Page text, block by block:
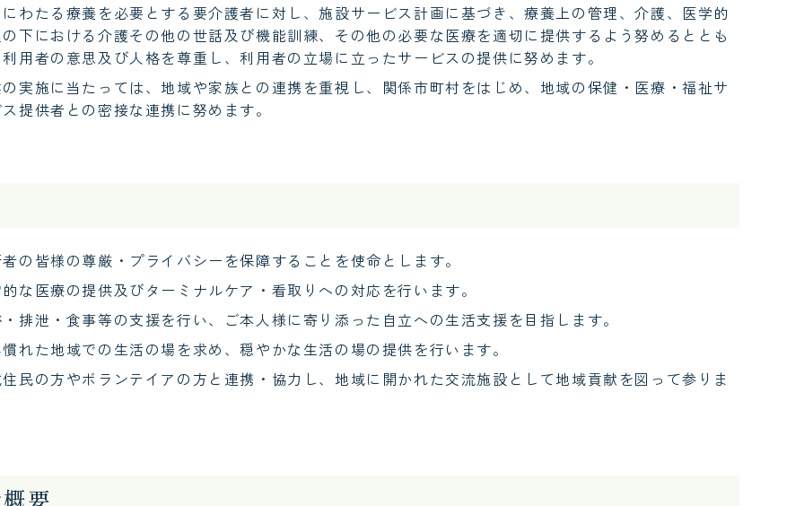
わたる療養を必要とする要介護者に対し、施設サービス計画に基づき、療養上の管理、介護、医学的
下における介護その他の世話及び機能訓練、その他の必要な医療を適切に提供するよう努めるととも
用者の意思及び人格を尊重し、利用者の立場に立ったサービスの提供に努めます。
実施に当たっては、地域や家族との連携を重視し、関係市町村をはじめ、地域の保健・医療・福祉サ
提供者との密接な連携に努めます。
の皆様の尊厳・プライバシーを保障することを使命とします。
な医療の提供及びターミナルケア・看取りへの対応を行います。
排泄・食事等の支援を行い、ご本人様に寄り添った自立への生活支援を目指します。
れた地域での生活の場を求め、穏やかな生活の場の提供を行います。
民の方やボランテイアの方と連携・協力し、地域に開かれた交流施設として地域貢献を図って参りま
要